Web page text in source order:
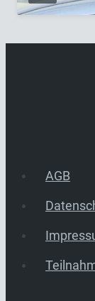
AGB